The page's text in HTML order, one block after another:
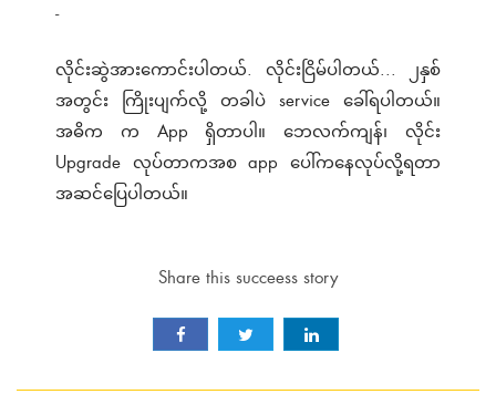
-
လိုင်းဆွဲအားကောင်းပါတယ်. လိုင်းငြိမ်ပါတယ်... ၂နှစ်
အတွင်း ကြိုးပျက်လို့ တခါပဲ service ခေါ်ရပါတယ်။
အဓိက က App ရှိတာပါ။ ဘေလက်ကျန်၊ လိုင်း
Upgrade လုပ်တာကအစ app ပေါ်ကနေလုပ်လို့ရတာ
အဆင်ပြေပါတယ်။
Share this succeess story